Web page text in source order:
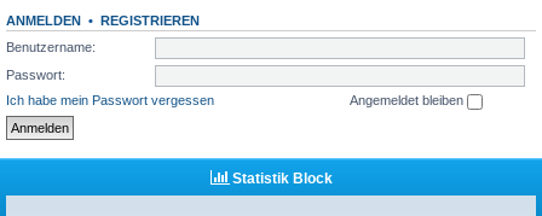
ANMELDEN •
REGISTRIEREN
Benutzername:
Passwort:
Ich habe mein Passwort vergessen
Angemeldet bleiben
Statistik Block